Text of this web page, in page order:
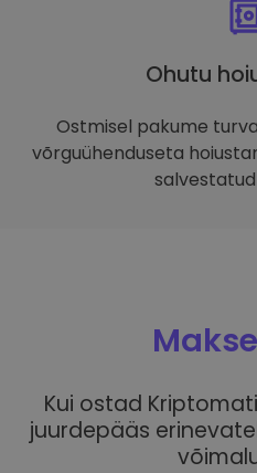
Ohutu
Ostmisel pakume
võrguühenduseta
Kui ostad
juurdepääs